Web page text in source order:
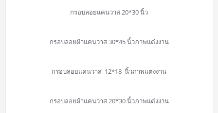
กรอบลอยแคนวาส 20*30 นิ้ว
กรอบลอยผ้าแคนวาส 30*45 นิ้วภาพแต่งงาน
กรอบลอยแคนวาส 12*18 นิ้วภาพแต่งงาน
กรอบลอยผ้าแคนวาส 20*30 นิ้วภาพแต่งงาน